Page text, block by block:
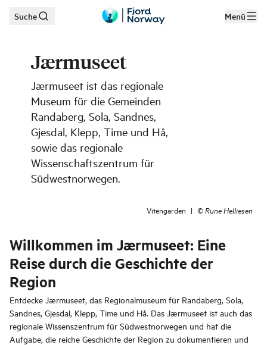
Zum Hauptinhalt
Suche Menü
Jærmuseet
Jærmuseet ist das regionale
Museum für die Gemeinden
Randaberg, Sola, Sandnes,
Gjesdal, Klepp, Time und Hå,
sowie das regionale
Wissenschaftszentrum für
Südwestnorwegen.
Vitengarden | ©Rune Helliesen
Willkommen im Jærmuseet: Eine
Reise durch die Geschichte der
Region
Entdecke Jærmuseet, das Regionalmuseum für Randaberg, Sola,
Sandnes, Gjesdal, Klepp, Time und Hå. Das Jærmuseet ist auch das
regionale Wissenszentrum für Südwestnorwegen und hat die
Aufgabe, die reiche Geschichte der Region zu dokumentieren und